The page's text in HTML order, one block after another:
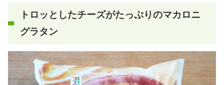
トロッとしたチーズがたっぷりのマカロニ
グラタン